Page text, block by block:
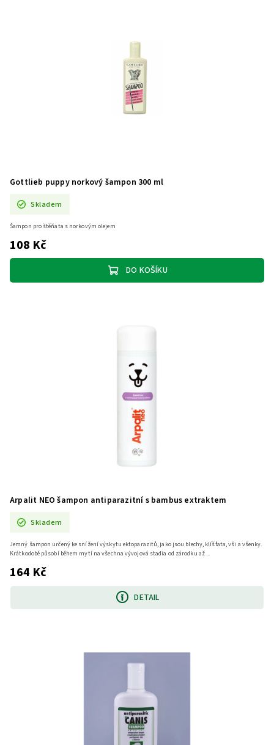
Gottlieb puppy norkový šampon 300 ml
Skladem
108 Kč
DO KOŠÍKU
Šampon pro štěňata s norkovým olejem
Arpalit NEO šampon antiparazitní s bambus extraktem
Skladem
164 Kč
DETAIL
Jemný šampon určený ke snížení výskytu ektoparazitů, jako jsou blechy, klíšťata, vši a všenky.
Krátkodobě působí během mytí na všechna vývojová stadia od zárodku až ...